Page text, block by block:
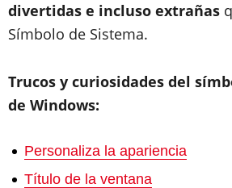
divertidas e incluso extrañas
Símbolo de Sistema.
Trucos y curiosidades del
de Windows:
Personaliza la apariencia
Título de la ventana